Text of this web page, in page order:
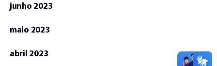
junho 2023
maio 2023
abril 2023